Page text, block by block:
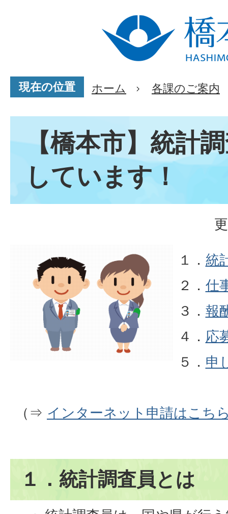
現在の位置 ホーム 各課のご案内
【橋本市】統計
しています！
１． 統
２． 仕
３． 報
４． 応
５． 申
（⇒ インターネット申請はこち
１．統計調査員とは